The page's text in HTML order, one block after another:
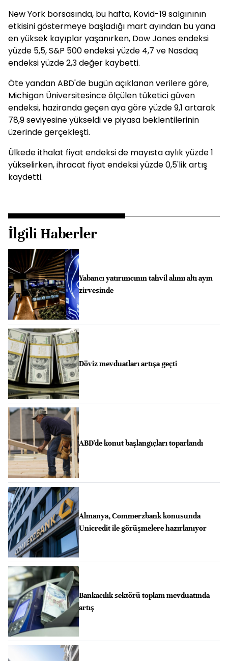
New York borsasında, bu hafta, Kovid-19 salgınının
etkisini göstermeye başladığı mart ayından bu yana
en yüksek kayıplar yaşanırken, Dow Jones endeksi
yüzde 5,5, S&P 500 endeksi yüzde 4,7 ve Nasdaq
endeksi yüzde 2,3 değer kaybetti.
Öte yandan ABD'de bugün açıklanan verilere göre,
Michigan Üniversitesince ölçülen tüketici güven
endeksi, haziranda geçen aya göre yüzde 9,1 artarak
78,9 seviyesine yükseldi ve piyasa beklentilerinin
üzerinde gerçekleşti.
Ülkede ithalat fiyat endeksi de mayısta aylık yüzde 1
yükselirken, ihracat fiyat endeksi yüzde 0,5'lik artış
kaydetti.
İlgili Haberler
Yabancı yatırımcının tahvil alımı altı ayın
zirvesinde
Döviz mevduatları artışa geçti
ABD'de konut başlangıçları toparlandı
Almanya, Commerzbank konusunda
Unicredit ile görüşmelere hazırlanıyor
Bankacılık sektörü toplam mevduatında
artış